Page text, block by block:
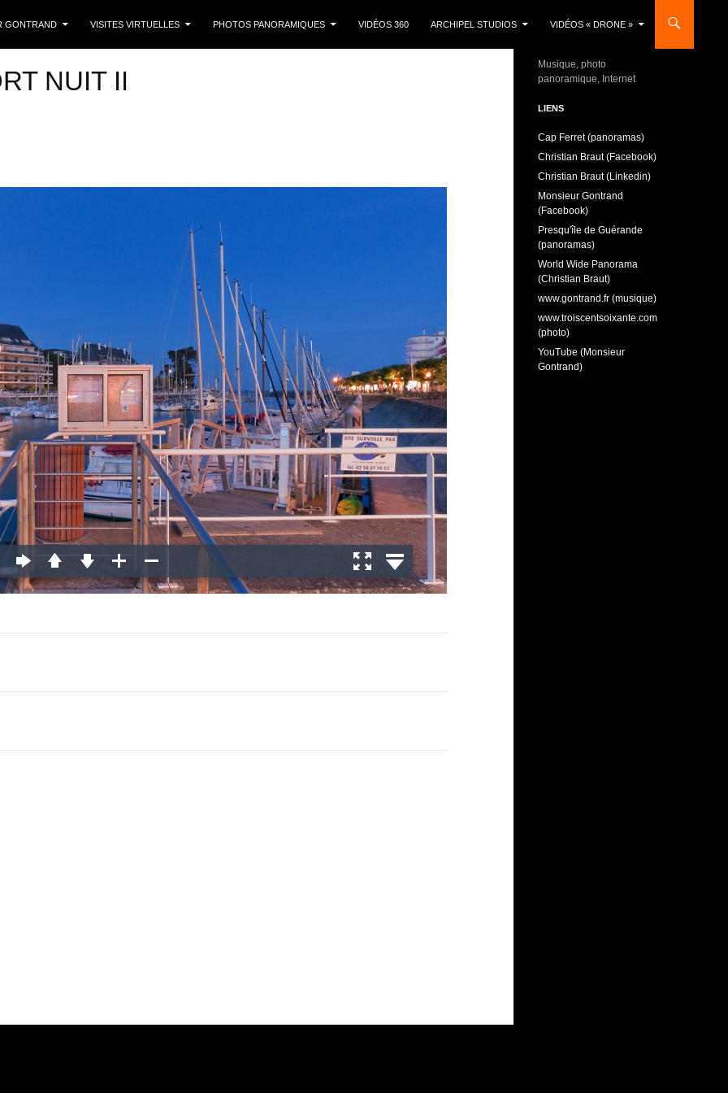
GONTRAND
VISITES VIRTUELLES PHOTOS PANORAMIQUES VIDÉOS 360 ARCHIPEL STUDIOS VIDÉOS « DRONE »
NUIT II
Musique, photo
panoramique, Internet
LIENS
Cap Ferret (panoramas)
Christian Braut (Facebook)
Christian Braut (Linkedin)
Monsieur Gontrand
(Facebook)
Presqu'île de Guérande
(panoramas)
World Wide Panorama
(Christian Braut)
www.gontrand.fr (musique)
www.troiscentsoixante.com
(photo)
YouTube (Monsieur
Gontrand)